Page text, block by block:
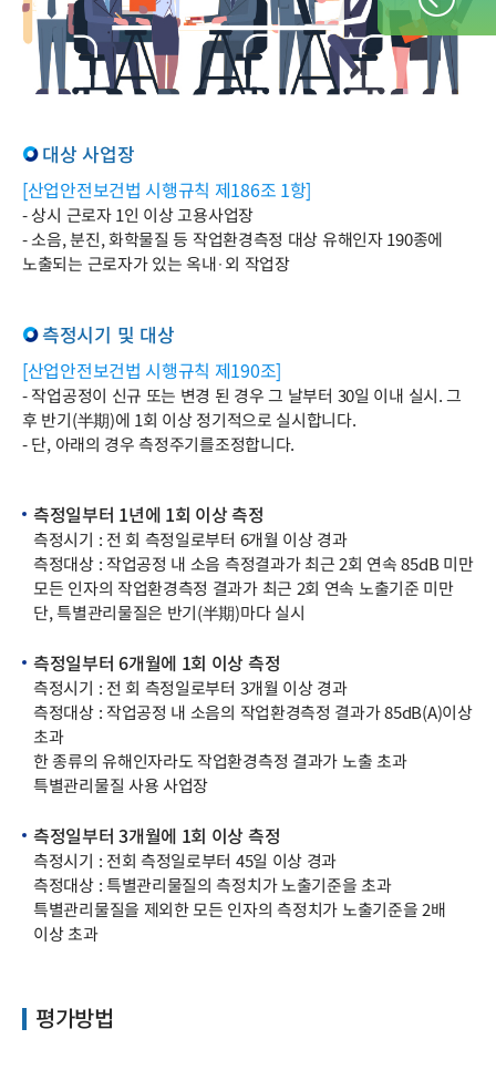
대상 사업장
[산업안전보건법 시행규칙 제186조 1항]
- 상시 근로자 1인 이상 고용사업장
- 소음, 분진, 화학물질 등 작업환경측정 대상 유해인자 190종에
노출되는 근로자가 있는 옥내·외 작업장
측정시기 및 대상
[산업안전보건법 시행규칙 제190조]
- 작업공정이 신규 또는 변경 된 경우 그 날부터 30일 이내 실시. 그
후 반기(半期)에 1회 이상 정기적으로 실시합니다.
- 단, 아래의 경우 측정주기를조정합니다.
측정일부터 1년에 1회 이상 측정
측정시기 : 전 회 측정일로부터 6개월 이상 경과
측정대상 : 작업공정 내 소음 측정결과가 최근 2회 연속 85dB 미만
모든 인자의 작업환경측정 결과가 최근 2회 연속 노출기준 미만
단, 특별관리물질은 반기(半期)마다 실시
측정일부터 6개월에 1회 이상 측정
측정시기 : 전 회 측정일로부터 3개월 이상 경과
측정대상 : 작업공정 내 소음의 작업환경측정 결과가 85dB(A)이상
초과
한 종류의 유해인자라도 작업환경측정 결과가 노출 초과
특별관리물질 사용 사업장
측정일부터 3개월에 1회 이상 측정
측정시기 : 전회 측정일로부터 45일 이상 경과
측정대상 : 특별관리물질의 측정치가 노출기준을 초과
특별관리물질을 제외한 모든 인자의 측정치가 노출기준을 2배
이상 초과
평가방법